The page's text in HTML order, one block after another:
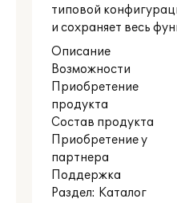
типовой
и сохраняет весь
Описание
Возможности
Приобретение
продукта
Состав продукта
Приобретение у
партнера
Поддержка
Раздел: Каталог